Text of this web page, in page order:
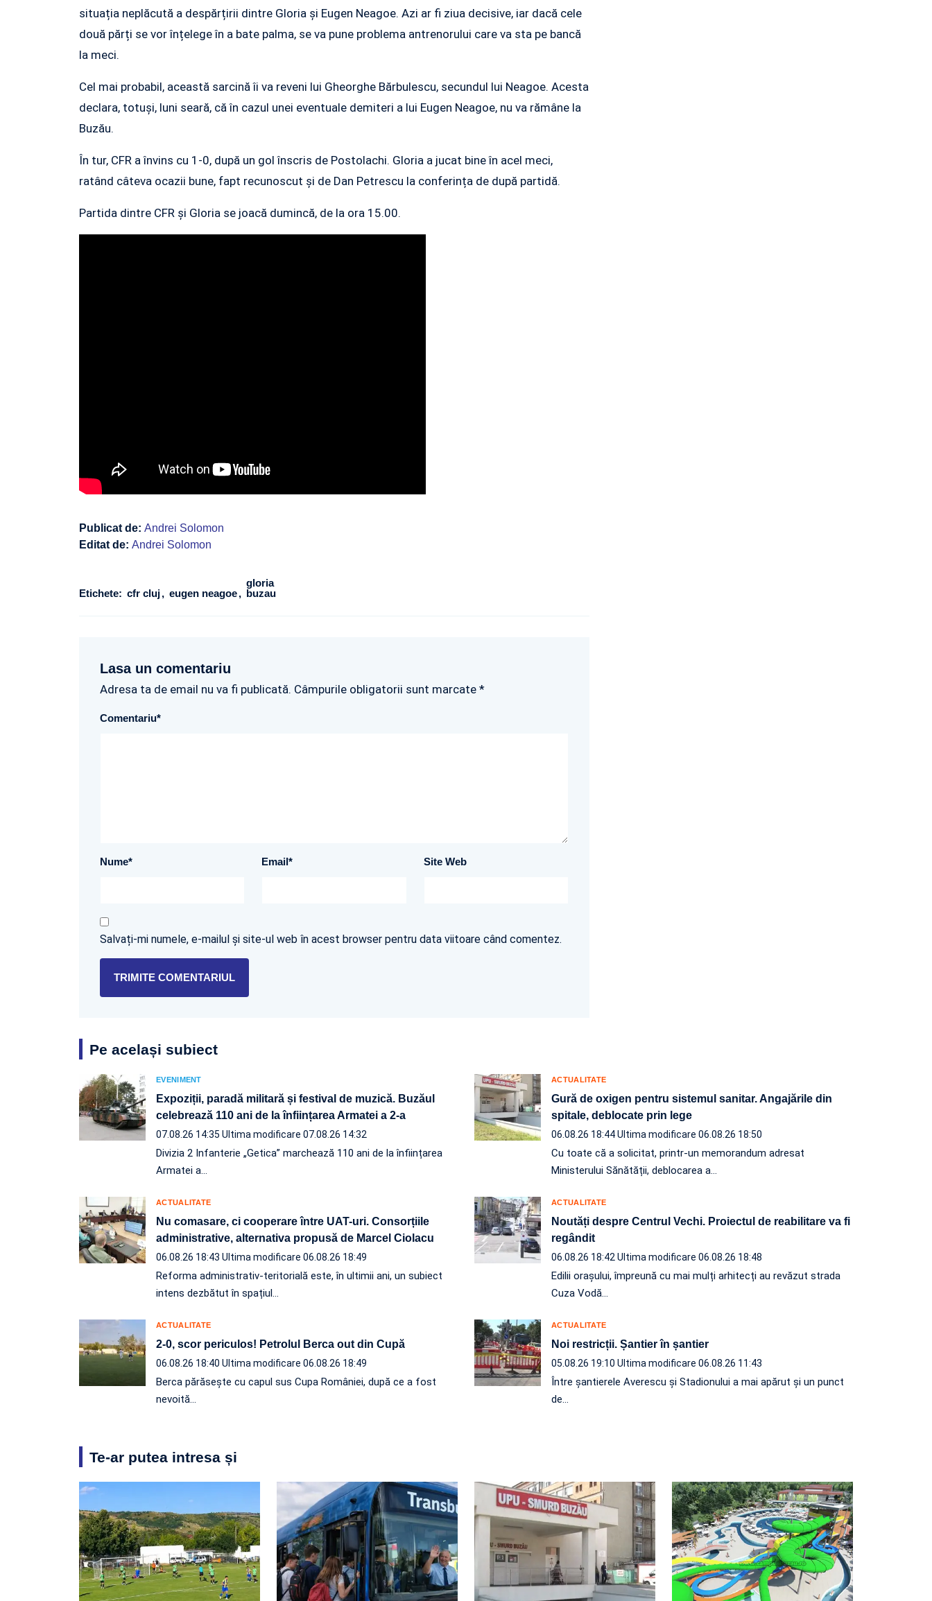
situația neplăcută a despărțirii dintre Gloria și Eugen Neagoe. Azi ar fi ziua decisive, iar dacă cele
două părți se vor înțelege în a bate palma, se va pune problema antrenorului care va sta pe bancă
la meci.
Cel mai probabil, această sarcină îi va reveni lui Gheorghe Bărbulescu, secundul lui Neagoe. Acesta
declara, totuși, luni seară, că în cazul unei eventuale demiteri a lui Eugen Neagoe, nu va rămâne la
Buzău.
În tur, CFR a învins cu 1-0, după un gol înscris de Postolachi. Gloria a jucat bine în acel meci,
ratând câteva ocazii bune, fapt recunoscut și de Dan Petrescu la conferința de după partidă.
Partida dintre CFR și Gloria se joacă dumincă, de la ora 15.00.
Publicat de: Andrei Solomon
Editat de: Andrei Solomon
Etichete: cfr cluj eugen neagoe
gloria
buzau
Lasa un comentariu
Adresa ta de email nu va fi publicată. Câmpurile obligatorii sunt marcate *
Comentariu*
Nume* Email* Site Web
Salvați-mi numele, e-mailul și site-ul web în acest browser pentru data viitoare când comentez.
Pe același subiect
EVENIMENT
Expoziții, paradă militară și festival de muzică. Buzăul
celebrează 110 ani de la înființarea Armatei a 2-a
07.08.26 14:35 Ultima modificare 07.08.26 14:32
Divizia 2 Infanterie „Getica” marchează 110 ani de la înființarea
Armatei a…
ACTUALITATE
Gură de oxigen pentru sistemul sanitar. Angajările din
spitale, deblocate prin lege
06.08.26 18:44Ultima modificare 06.08.26 18:50
Cu toate că a solicitat, printr-un memorandum adresat
Ministerului Sănătății, deblocarea a…
ACTUALITATE
Nu comasare, ci cooperare între UAT-uri. Consorțiile
administrative, alternativa propusă de Marcel Ciolacu
06.08.26 18:43 Ultima modificare 06.08.26 18:49
Reforma administrativ-teritorială este, în ultimii ani, un subiect
intens dezbătut în spațiul…
ACTUALITATE
Noutăți despre Centrul Vechi. Proiectul de reabilitare va fi
regândit
06.08.26 18:42 Ultima modificare 06.08.26 18:48
Edilii orașului, împreună cu mai mulți arhitecți au revăzut strada
Cuza Vodă…
ACTUALITATE
2-0, scor periculos! Petrolul Berca out din Cupă
06.08.26 18:40 Ultima modificare 06.08.26 18:49
Berca părăsește cu capul sus Cupa României, după ce a fost
nevoită…
ACTUALITATE
Noi restricții. Șantier în șantier
05.08.26 19:10 Ultima modificare 06.08.26 11:43
Între șantierele Averescu și Stadionului a mai apărut și un punct
de…
Te-ar putea intresa și